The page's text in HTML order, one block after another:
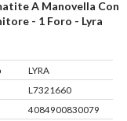
A Manovella Con
- 1 Foro - Lyra
LYRA
L7321660
4084900830079